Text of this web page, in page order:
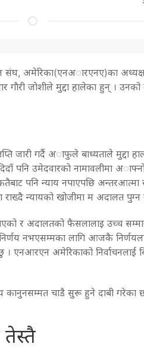
संघ, अमेरिका(एनअारएनए)का
गाैरी जोशीले मुद्दा हालेका हुन् ।
जारी गर्दै अाफुले बाध्यताले मुद्दा
पनि उमेदवारकाे नामावलीमा
पनि न्याय नपाएपछि अन्तरआत्मा
राख्दै न्यायको खोजीमा म अदालत पुग्न
र अदालतको फैसलालाइ उच्च
नभएसम्मका लागि आजकै
। एनआरएन अमेरिकाको निर्वाचनलाई
कानुनसम्मत चाडै सुरू हुने दाबी गरेका
तेस्तै